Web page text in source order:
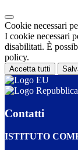
Cookie necessari
I cookie necessari
disabilitati. È
policy.
Accetta tutti
Contatti
ISTITUTO